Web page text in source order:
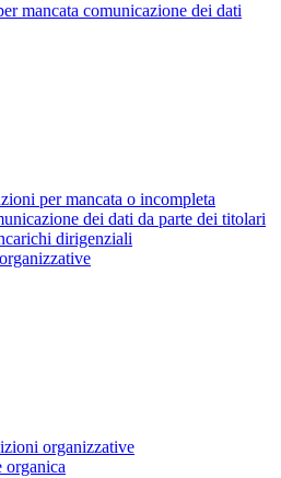
mancata comunicazione dei dati
per mancata o incompleta
dei dati da parte dei titolari
dirigenziali
organizzative
organica